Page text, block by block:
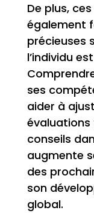
De plus,
également
précieuses
l’individu
ses
aider à
évaluations
conseils
augmente
des
son
global.